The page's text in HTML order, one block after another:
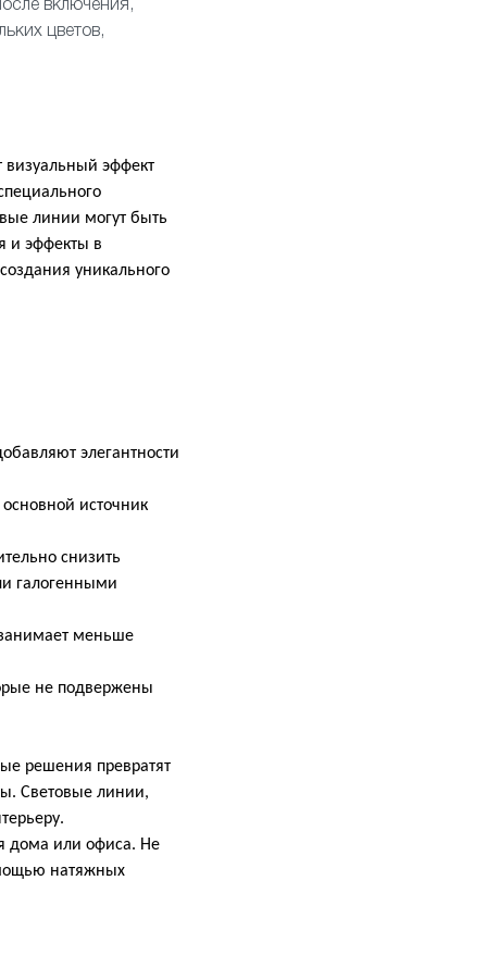
включения,
цветов,
визуальный эффект
линии могут быть
и эффекты в
уникального
элегантности
источник
снизить
галогенными
меньше
не подвержены
решения превратят
Световые линии,
дома или офиса. Не
натяжных